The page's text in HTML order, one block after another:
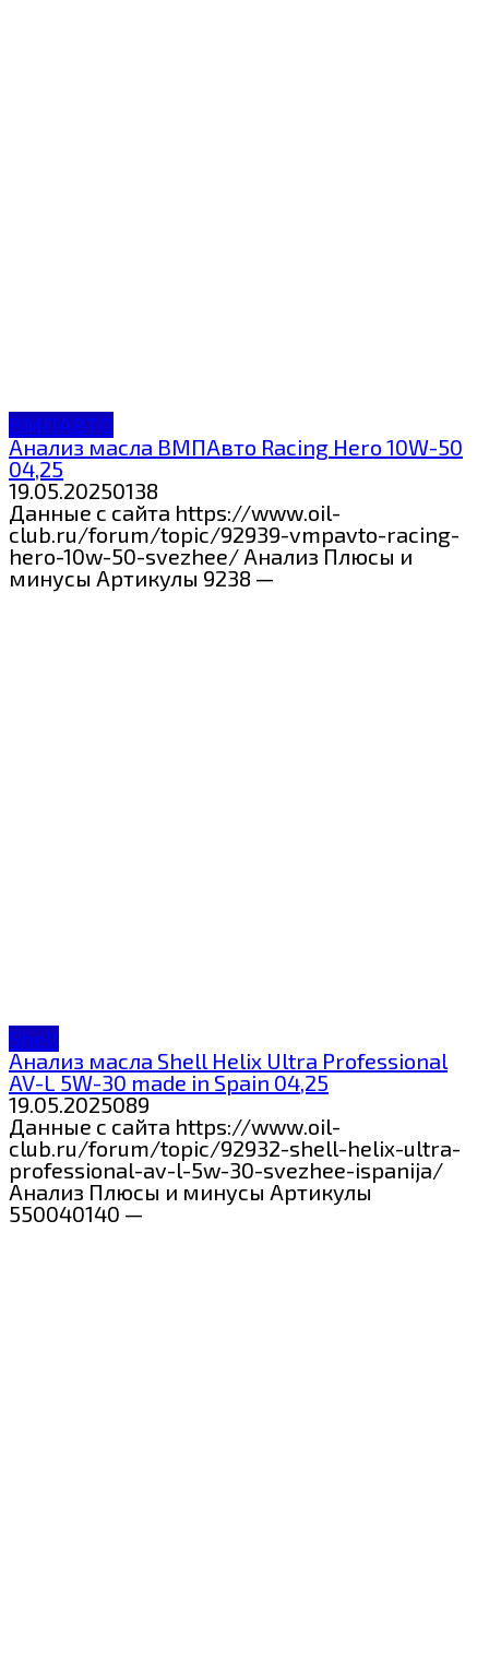
ВМПАВТО
Анализ масла ВМПАвто Racing Hero 10W-50
04,25
19.05.20250138
Данные с сайта https://www.oil-
club.ru/forum/topic/92939-vmpavto-racing-
hero-10w-50-svezhee/ Анализ Плюсы и
минусы Артикулы 9238 —
Shell
Анализ масла Shell Helix Ultra Professional
AV-L 5W-30 made in Spain 04,25
19.05.2025089
Данные с сайта https://www.oil-
club.ru/forum/topic/92932-shell-helix-ultra-
professional-av-l-5w-30-svezhee-ispanija/
Анализ Плюсы и минусы Артикулы
550040140 —